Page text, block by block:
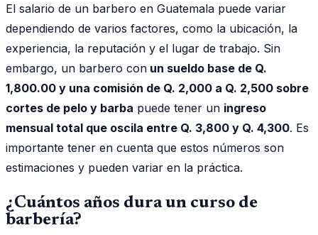
El salario de un barbero en Guatemala puede variar
dependiendo de varios factores, como la ubicación, la
experiencia, la reputación y el lugar de trabajo. Sin
embargo, un barbero con un sueldo base de Q.
1,800.00 y una comisión de Q. 2,000 a Q. 2,500 sobre
cortes de pelo y barba puede tener un ingreso
mensual total que oscila entre Q. 3,800 y Q. 4,300. Es
importante tener en cuenta que estos números son
estimaciones y pueden variar en la práctica.
¿Cuántos años dura un curso de
barbería?